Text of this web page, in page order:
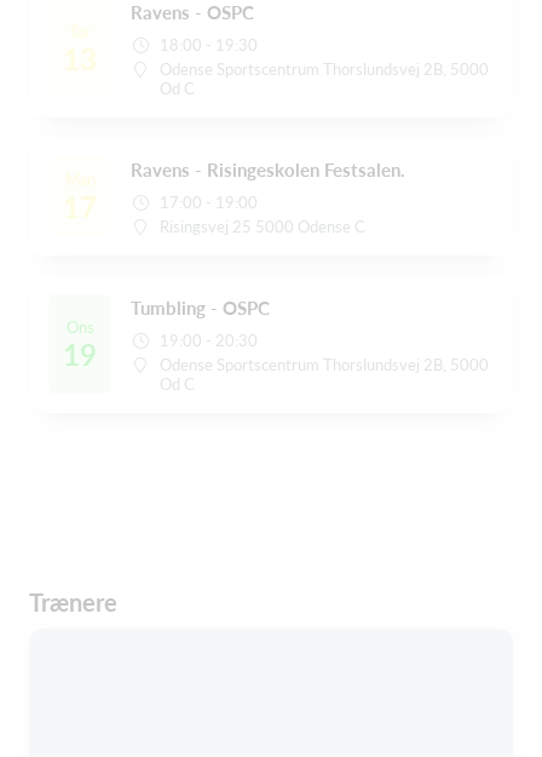
Tor
13
Ravens - OSPC
18:00 - 19:30
Odense Sportscentrum Thorslundsvej 2B, 5000
Od C
Man
17
Ravens - Risingeskolen Festsalen.
17:00 - 19:00
Risingsvej 25 5000 Odense C
Ons
19
Tumbling - OSPC
19:00 - 20:30
Odense Sportscentrum Thorslundsvej 2B, 5000
Od C
Trænere